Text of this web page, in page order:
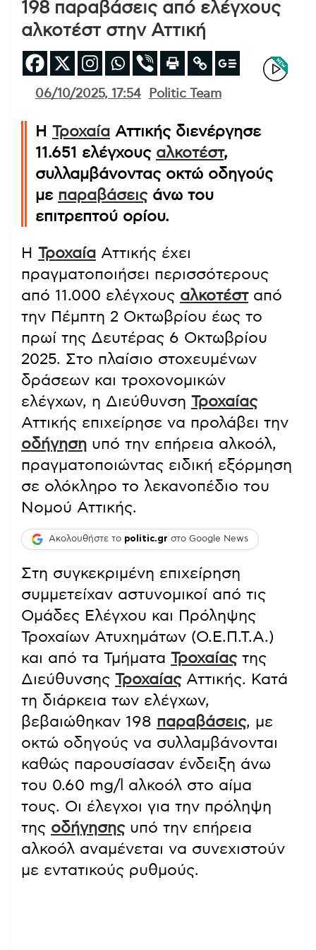
198 παραβάσεις από ελέγχους
αλκοτέστ στην Αττική
06/10/2025, 17:54 Politic Team
Η Τροχαία Αττικής διενέργησε
11.651 ελέγχους αλκοτέστ,
συλλαμβάνοντας οκτώ οδηγούς
με παραβάσειςάνω του
επιτρεπτού ορίου.
Η Τροχαία Αττικής έχει
πραγματοποιήσει περισσότερους
από 11.000 ελέγχους αλκοτέσταπό
την Πέμπτη 2 Οκτωβρίου έως το
πρωί της Δευτέρας 6 Οκτωβρίου
2025. Στο πλαίσιο στοχευμένων
δράσεων και τροχονομικών
ελέγχων, η Διεύθυνση Τροχαίας
Αττικής επιχείρησε να προλάβει την
οδήγηση υπό την επήρεια αλκοόλ,
πραγματοποιώντας ειδική εξόρμηση
σε ολόκληρο το λεκανοπέδιο του
Νομού Αττικής.
Ακολουθήστε το politic.gr στο Google News
Στη συγκεκριμένη επιχείρηση
συμμετείχαν αστυνομικοί από τις
Ομάδες Ελέγχου και Πρόληψης
Τροχαίων Ατυχημάτων (Ο.Ε.Π.Τ.Α.)
και από τα Τμήματα Τροχαίαςτης
Διεύθυνσης ΤροχαίαςΑττικής. Κατά
τη διάρκεια των ελέγχων,
βεβαιώθηκαν 198 παραβάσεις, με
οκτώ οδηγούς να συλλαμβάνονται
καθώς παρουσίασαν ένδειξη άνω
του 0.60 mg/l αλκοόλ στο αίμα
τους. Οι έλεγχοι για την πρόληψη
της οδήγησηςυπό την επήρεια
αλκοόλ αναμένεται να συνεχιστούν
με εντατικούς ρυθμούς.